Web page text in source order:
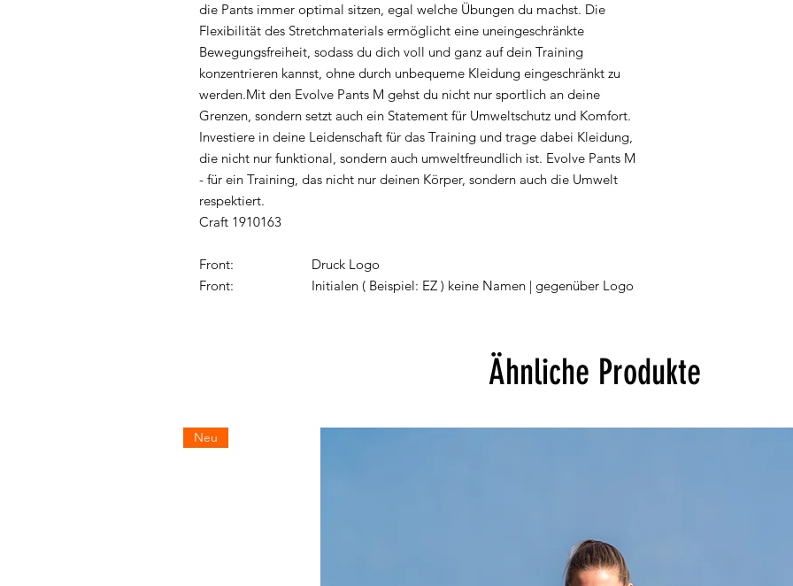
die Pants immer optimal sitzen, egal welche Übungen du machst. Die
Flexibilität des Stretchmaterials ermöglicht eine uneingeschränkte
Bewegungsfreiheit, sodass du dich voll und ganz auf dein Training
konzentrieren kannst, ohne durch unbequeme Kleidung eingeschränkt zu
werden.Mit den Evolve Pants M gehst du nicht nur sportlich an deine
Grenzen, sondern setzt auch ein Statement für Umweltschutz und Komfort.
Investiere in deine Leidenschaft für das Training und trage dabei Kleidung,
die nicht nur funktional, sondern auch umweltfreundlich ist. Evolve Pants M
- für ein Training, das nicht nur deinen Körper, sondern auch die Umwelt
respektiert.
Craft 1910163
Front: Druck Logo
Front: Initialen ( Beispiel: EZ ) keine Namen | gegenüber Logo
Ähnliche Produkte
Neu